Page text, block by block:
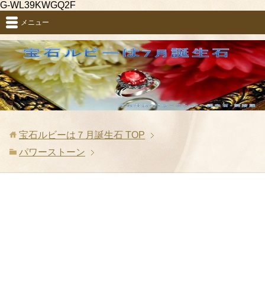
G-WL39KWGQ2F
メニュー
宝石ルビーは７月誕生石 TOP
パワーストーン